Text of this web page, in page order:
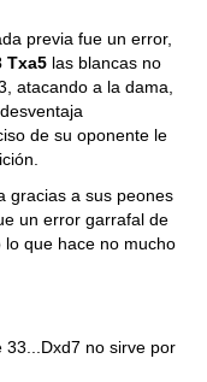
previa fue un error,
Txa5 las blancas no
atacando a la dama,
de su oponente le
gracias a sus peones
un error garrafal de
que hace no mucho
33...Dxd7 no sirve por